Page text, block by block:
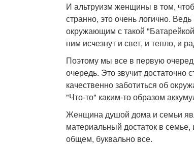
И альтруизм женщины в том,
странно, это очень логично.
окружающим с такой
ним исчезнут и свет, и тепло, и
Поэтому мы все в первую
очередь. Это звучит достаточно
качественно заботиться об
"Что-то" каким-то образом
Женщина душой дома и семьи
материальный достаток в
общем, буквально все.